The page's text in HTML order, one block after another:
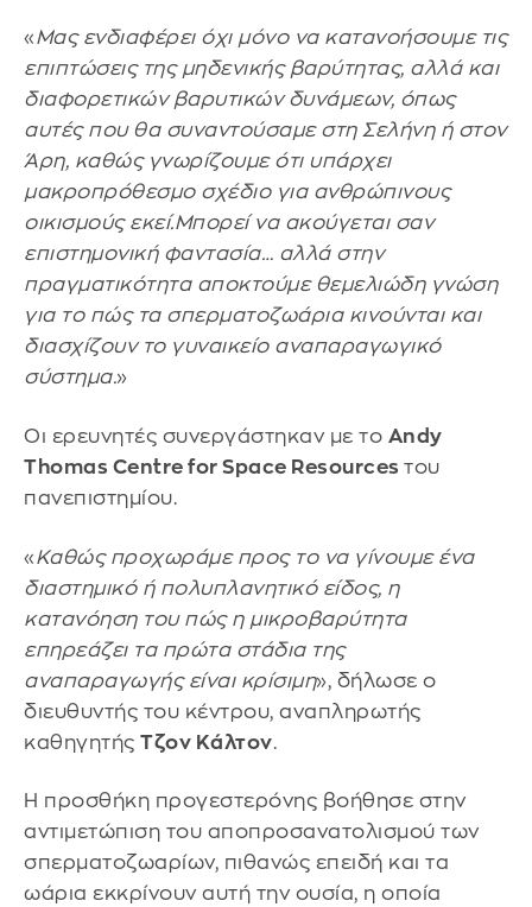
«Μας ενδιαφέρει όχι μόνο να κατανοήσουμε τις
επιπτώσεις της μηδενικής βαρύτητας, αλλά και
διαφορετικών βαρυτικών δυνάμεων, όπως
αυτές που θα συναντούσαμε στη Σελήνη ή στον
Άρη, καθώς γνωρίζουμε ότι υπάρχει
μακροπρόθεσμο σχέδιο για ανθρώπινους
οικισμούς εκεί.Μπορεί να ακούγεται σαν
επιστημονική φαντασία… αλλά στην
πραγματικότητα αποκτούμε θεμελιώδη γνώση
για το πώς τα σπερματοζωάρια κινούνται και
διασχίζουν το γυναικείο αναπαραγωγικό
σύστημα.»
Οι ερευνητές συνεργάστηκαν με το Andy
Thomas Centre for Space Resources του
πανεπιστημίου.
«Καθώς προχωράμε προς το να γίνουμε ένα
διαστημικό ή πολυπλανητικό είδος, η
κατανόηση του πώς η μικροβαρύτητα
επηρεάζει τα πρώτα στάδια της
αναπαραγωγής είναι κρίσιμη», δήλωσε ο
διευθυντής του κέντρου, αναπληρωτής
καθηγητής Τζον Κάλτον.
Η προσθήκη προγεστερόνης βοήθησε στην
αντιμετώπιση του αποπροσανατολισμού των
σπερματοζωαρίων, πιθανώς επειδή και τα
ωάρια εκκρίνουν αυτή την ουσία, η οποία